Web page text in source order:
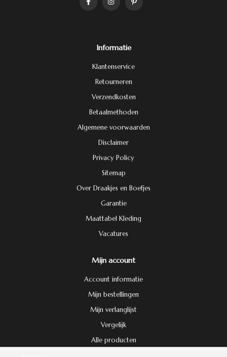
Informatie
Klantenservice
Retourneren
Verzendkosten
Betaalmethoden
Algemene voorwaarden
Disclaimer
Privacy Policy
Sitemap
Over Draakjes en Boefjes
Garantie
Maattabel Kleding
Vacatures
Mijn account
Account informatie
Mijn bestellingen
Mijn verlanglijst
Vergelijk
Alle producten